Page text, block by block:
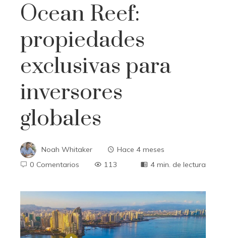
Ocean Reef:
propiedades
exclusivas para
inversores
globales
Noah Whitaker
Hace 4 meses
0 Comentarios
113 4 min. de lectura